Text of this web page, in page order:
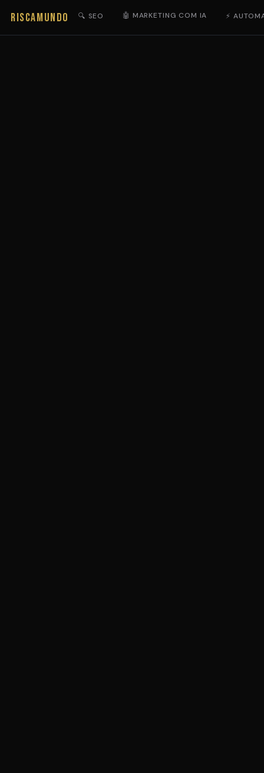
RISCAMUNDO 🔍 SEO 🤖 MARKETING COM IA ⚡